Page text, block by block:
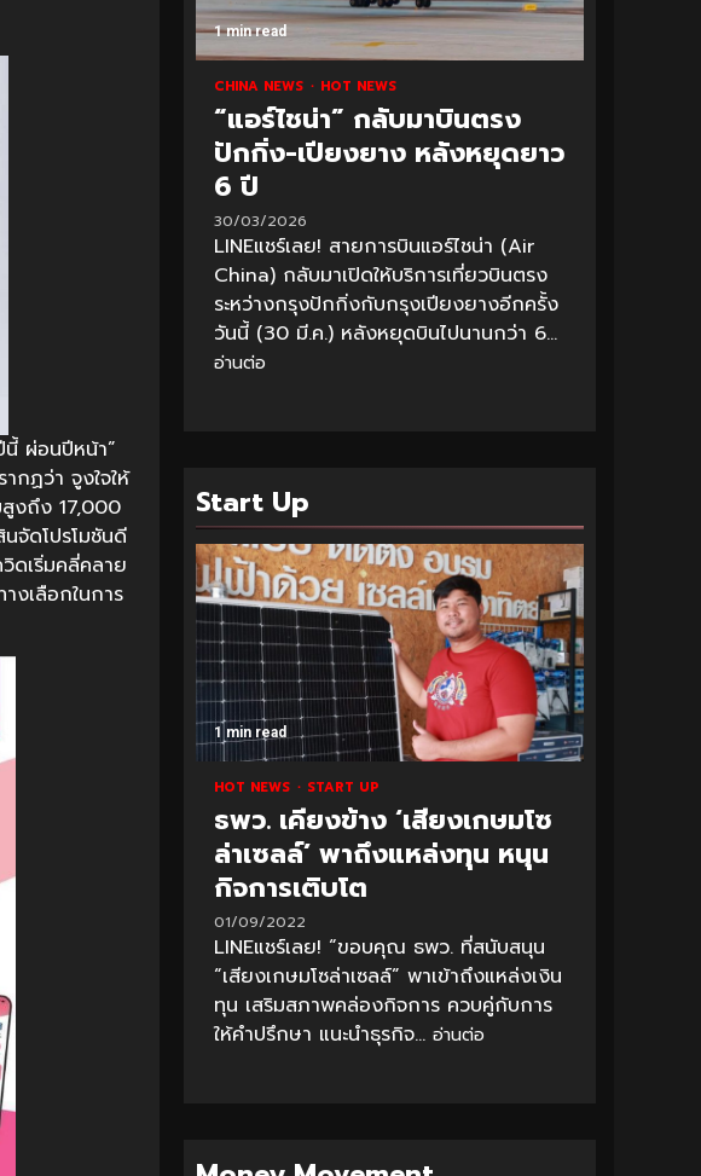
นี้ ผ่อนปีหน้า”
กฏว่า จูงใจให้
สูงถึง 17,000
จัดโปรโมชันดี
ดเริ่มคลี่คลาย
งเลือกในการ
1 min read
CHINA NEWS HOT NEWS
“แอร์ไชน่า” กลับมาบินตรง
ปักกิ่ง-เปียงยาง หลังหยุดยาว
6 ปี
30/03/2026
LINEแชร์เลย! สายการบินแอร์ไชน่า (Air
China) กลับมาเปิดให้บริการเที่ยวบินตรง
ระหว่างกรุงปักกิ่งกับกรุงเปียงยางอีกครั้ง
วันนี้ (30 มี.ค.) หลังหยุดบินไปนานกว่า 6...
อ่านต่อ
Start Up
1 min read
HOT NEWS START UP
ธพว. เคียงข้าง ‘เสียงเกษมโซ
ล่าเซลล์’ พาถึงแหล่งทุน หนุน
กิจการเติบโต
01/09/2022
LINEแชร์เลย! “ขอบคุณ ธพว. ที่สนับสนุน
“เสียงเกษมโซล่าเซลล์” พาเข้าถึงแหล่งเงิน
ทุน เสริมสภาพคล่องกิจการ ควบคู่กับการ
ให้คำปรึกษา แนะนำธุรกิจ... อ่านต่อ